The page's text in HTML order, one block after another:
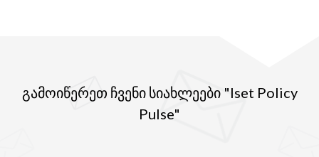
გამოიწერეთ ჩვენი სიახლეები "Iset Policy
Pulse"